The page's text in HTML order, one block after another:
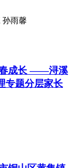
孙雨馨
春成长 ——浔溪
专题分层家长